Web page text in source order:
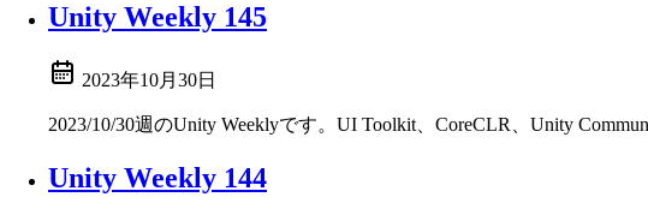
Unity Weekly 145
2023年10月30日
2023/10/30週のUnity Weeklyです。UI Toolkit、CoreCLR、Unity
Unity Weekly 144